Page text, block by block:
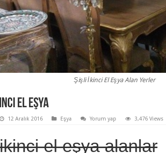
Şişli İkinci El Eşya Alan Yerler
el eşya
12 Aralık 2016 Eşya Yorum yap 3,476 Views
el eşya alanlar